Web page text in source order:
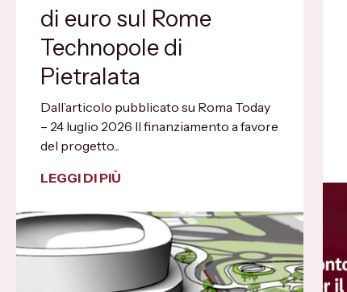
di euro sul Rome
Technopole di
Pietralata
Dall’articolo pubblicato su Roma Today
– 24 luglio 2026 Il finanziamento a favore
del progetto...
LEGGI DI PIÙ